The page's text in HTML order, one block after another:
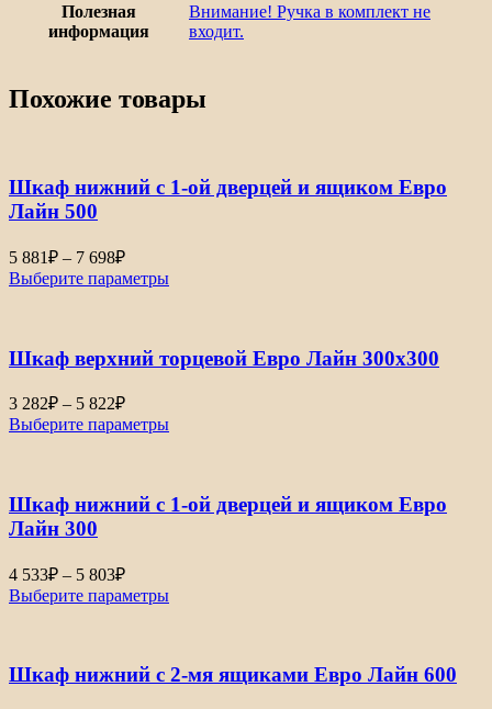
Полезная
информация
Внимание! Ручка в комплект не
входит.
Похожие товары
Шкаф нижний с 1-ой дверцей и ящиком Евро
Лайн 500
5 881₽ – 7 698₽Диапазон
цен:
5
7
Выберите параметры
Шкаф верхний торцевой Евро Лайн 300х300
3 282₽ – 5 822₽Диапазон
цен:
3
5
Выберите параметры
Шкаф нижний с 1-ой дверцей и ящиком Евро
Лайн 300
4 533₽ – 5 803₽Диапазон
цен:
4
5
Выберите параметры
Шкаф нижний с 2-мя ящиками Евро Лайн 600